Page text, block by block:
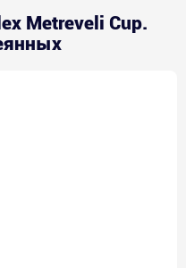
Metreveli Cup.